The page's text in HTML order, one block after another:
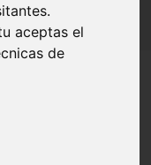
aceptas el
de